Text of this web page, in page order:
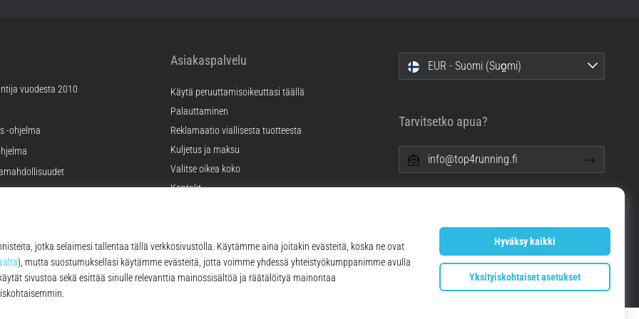
vuodesta 2010
-ohjelma
Asiakaspalvelu
Käytä peruuttamisoikeuttasi täällä
Palauttaminen
Reklamaatio viallisesta tuotteesta
Kuljetus ja maksu
Valitse oikea koko
Kontakt
EUR - Suomi (Suo̯mi)
Tarvitsetko apua?
info@top4running.fi